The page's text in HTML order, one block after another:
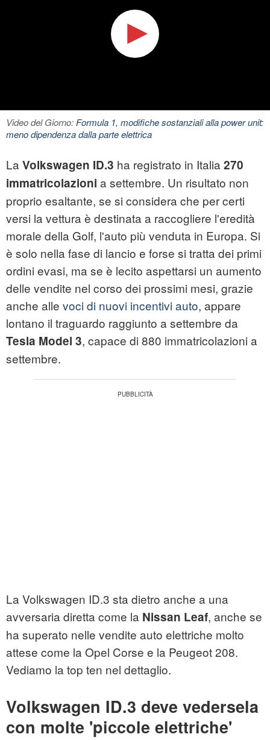
Video del Giorno:Formula 1, modifiche sostanziali alla power unit:
meno dipendenza dalla parte elettrica
La Volkswagen ID.3 ha registrato in Italia 270
immatricolazioni a settembre. Un risultato non
proprio esaltante, se si considera che per certi
versi la vettura è destinata a raccogliere l'eredità
morale della Golf, l'auto più venduta in Europa. Si
è solo nella fase di lancio e forse si tratta dei primi
ordini evasi, ma se è lecito aspettarsi un aumento
delle vendite nel corso dei prossimi mesi, grazie
anche alle voci di nuovi incentivi auto, appare
lontano il traguardo raggiunto a settembre da
Tesla Model 3, capace di 880 immatricolazioni a
settembre.
La Volkswagen ID.3 sta dietro anche a una
avversaria diretta come la Nissan Leaf, anche se
ha superato nelle vendite auto elettriche molto
attese come la Opel Corse e la Peugeot 208.
Vediamo la top ten nel dettaglio.
Volkswagen ID.3 deve vedersela
con molte 'piccole elettriche'